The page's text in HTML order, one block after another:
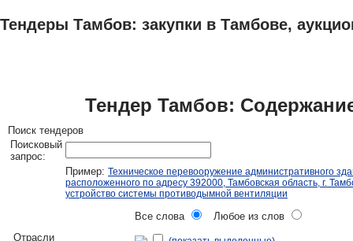
Тендеры Тамбов: закупки в Тамбове,
Тендер Тамбов:
Поиск тендеров
Поисковый
запрос:
Пример: Техническое перевооружение административного
расположенного по адресу 392000, Тамбовская область, г.
устройство системы противодымной вентиляции
Все слова
Любое из слов
Отрасли